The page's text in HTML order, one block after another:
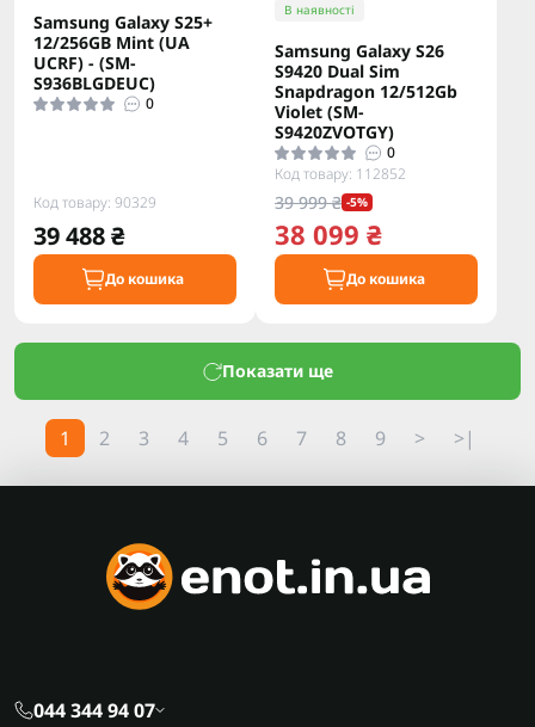
Samsung Galaxy S25+
12/256GB Mint (UA
UCRF) - (SM-
S936BLGDEUC)
0
Код товару: 90329
39 488 ₴
До кошика
В наявності
Samsung Galaxy S26
S9420 Dual Sim
Snapdragon 12/512Gb
Violet (SM-
S9420ZVOTGY)
0
Код товару: 112852
39 999 ₴ -5%
38 099 ₴
До кошика
Показати ще
1 2 3 4 5 6 7 8 9 > >|
044 344 94 07